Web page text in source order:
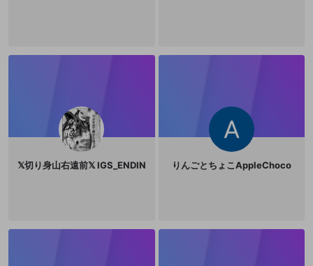
𝕏切り身山右遠前𝕏 IGS_ENDIN りんごとちょこAppleChoco